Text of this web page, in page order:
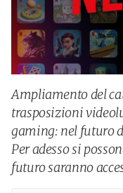
Ampliamento del
trasposizioni
gaming: nel futuro
Per adesso si
futuro saranno